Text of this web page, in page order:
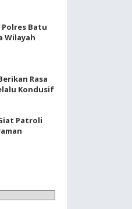
Batu
Wilayah
Rasa
Kondusif
Patroli